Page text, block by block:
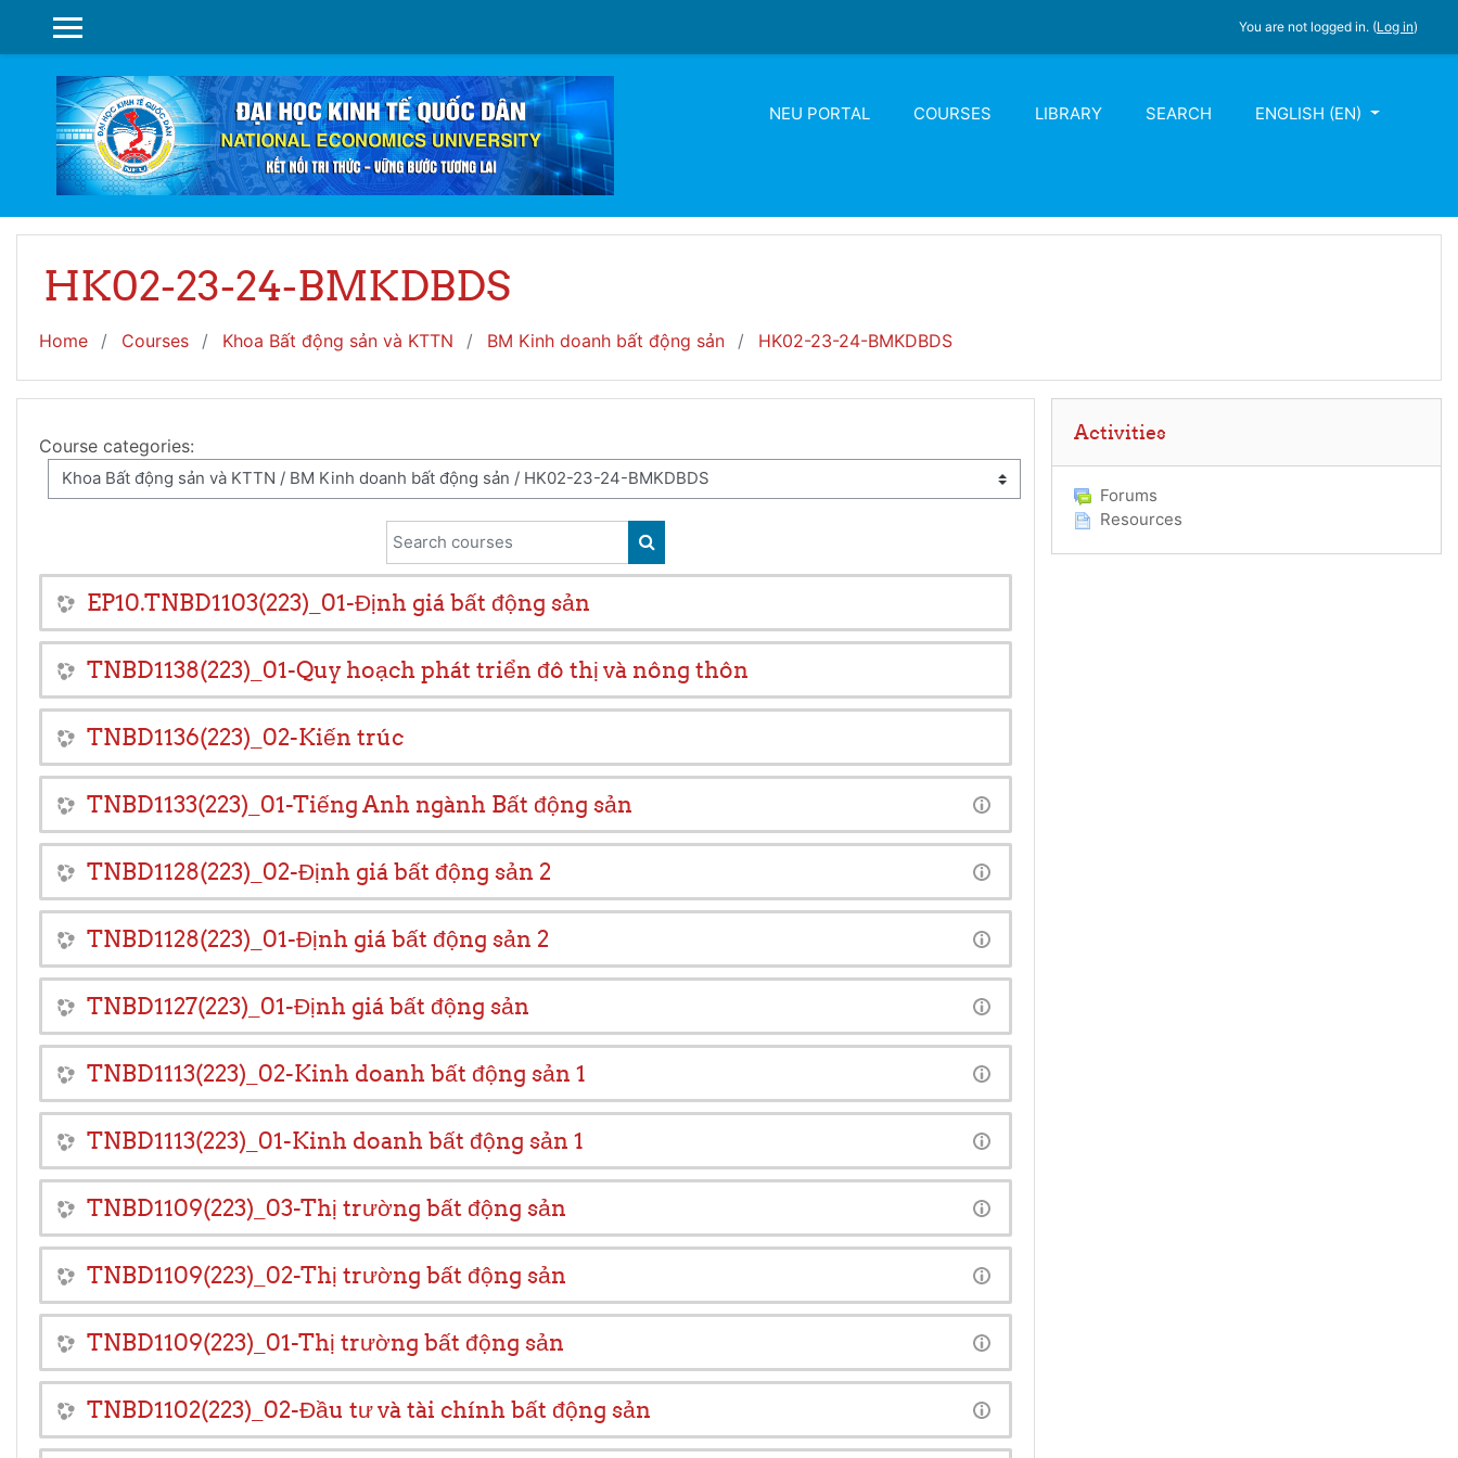
SIDE PANEL
You are not logged in. (Log in)
NEU PORTAL COURSES LIBRARY SEARCH ENGLISH ‎(EN)‎
HK02-23-24-BMKDBDS
Home Courses Khoa Bất động sản và KTTN BM Kinh doanh bất động sản HK02-23-24-BMKDBDS
Course categories:
Search courses SEARCH COURSES
EP10.TNBD1103(223)_01-Định giá bất động sản
TNBD1138(223)_01-Quy hoạch phát triển đô thị và nông thôn
TNBD1136(223)_02-Kiến trúc
TNBD1133(223)_01-Tiếng Anh ngành Bất động sản
TNBD1128(223)_02-Định giá bất động sản 2
TNBD1128(223)_01-Định giá bất động sản 2
TNBD1127(223)_01-Định giá bất động sản
TNBD1113(223)_02-Kinh doanh bất động sản 1
TNBD1113(223)_01-Kinh doanh bất động sản 1
TNBD1109(223)_03-Thị trường bất động sản
TNBD1109(223)_02-Thị trường bất động sản
TNBD1109(223)_01-Thị trường bất động sản
TNBD1102(223)_02-Đầu tư và tài chính bất động sản
Activities
Forums
Resources